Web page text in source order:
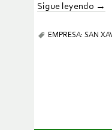
Sigue leyendo →
EMPRESA: SAN